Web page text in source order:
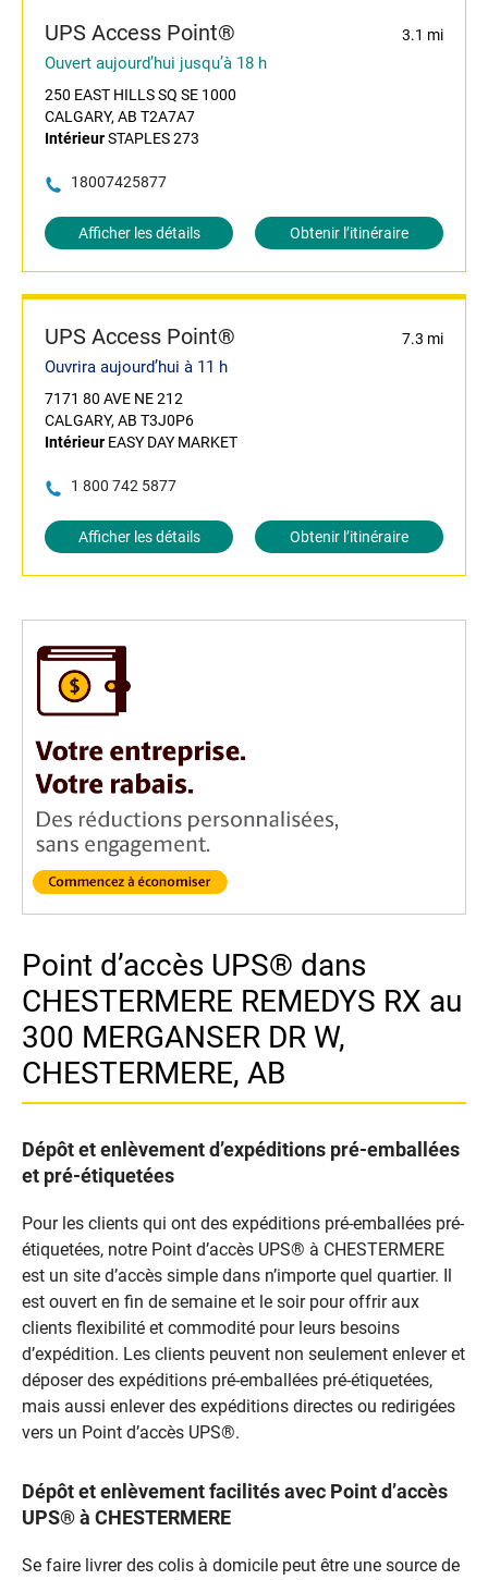
UPS Access Point® 3.1 mi
Ouvert aujourd’hui jusqu’à 18 h
250 EAST HILLS SQ SE 1000
CALGARY, AB T2A7A7
IntérieurSTAPLES 273
18007425877
Afficher les détails Obtenir l’itinéraire
UPS Access Point® 7.3 mi
Ouvrira aujourd’hui à 11 h
7171 80 AVE NE 212
CALGARY, AB T3J0P6
Intérieur EASY DAY MARKET
1 800 742 5877
Afficher les détails Obtenir l’itinéraire
Point d’accès UPS® dans
CHESTERMERE REMEDYS RX au
300 MERGANSER DR W,
CHESTERMERE, AB
Dépôt et enlèvement d’expéditions pré-emballées
et pré-étiquetées
Pour les clients qui ont des expéditions pré-emballées pré-
étiquetées, notre Point d’accès UPS® à CHESTERMERE
est un site d’accès simple dans n’importe quel quartier. Il
est ouvert en fin de semaine et le soir pour offrir aux
clients flexibilité et commodité pour leurs besoins
d’expédition. Les clients peuvent non seulement enlever et
déposer des expéditions pré-emballées pré-étiquetées,
mais aussi enlever des expéditions directes ou redirigées
vers un Point d’accès UPS®.
Dépôt et enlèvement facilités avec Point d’accès
UPS® à CHESTERMERE
Se faire livrer des colis à domicile peut être une source de